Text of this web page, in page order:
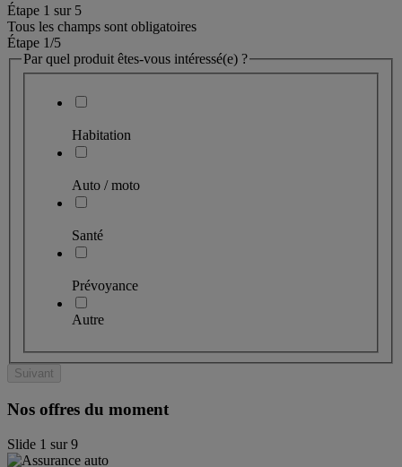
Étape 1 sur 5
Tous les champs sont obligatoires
Étape 1/5
Par quel produit êtes-vous intéressé(e) ?
Habitation
Auto / moto
Santé
Prévoyance
Autre
Suivant
Nos offres du moment
Slide 1 sur9